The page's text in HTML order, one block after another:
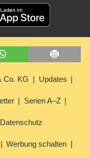
Co. KG Updates
Serien A–Z
Datenschutz
Werbung schalten